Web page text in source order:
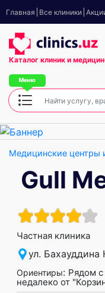
Главная Все клиники
Каталог клиник и
Медицинские центры
Gull
Частная клиника
ул.
Ориентиры: Рядом с
недалеко от